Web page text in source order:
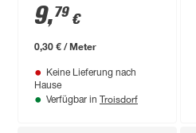
9,79 €
0,30 € / Meter
Keine Lieferung nach
Hause
Verfügbar in Troisdorf